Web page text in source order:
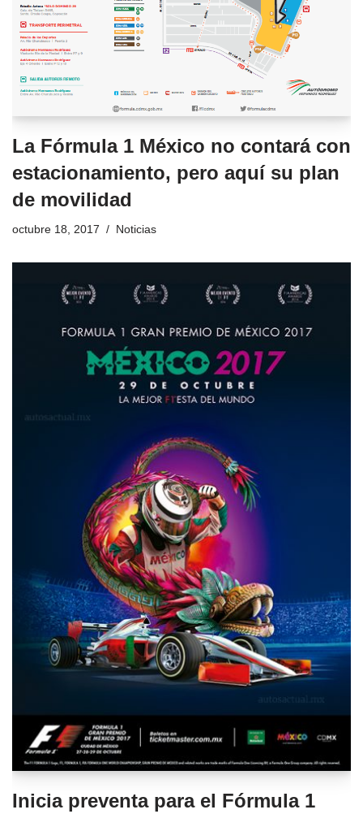
La Fórmula 1 México no contará con
estacionamiento, pero aquí su plan
de movilidad
octubre 18, 2017 Noticias
Inicia preventa para el Fórmula 1